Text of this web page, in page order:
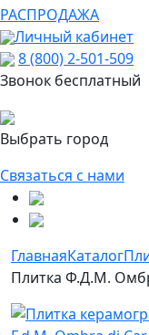
РАСПРОДАЖА
Личный кабинет
8 (800) 2-501-509
Звонок бесплатный
Выбрать город
Связаться с нами
ГлавнаяКаталог
Плитка Ф.Д.М.